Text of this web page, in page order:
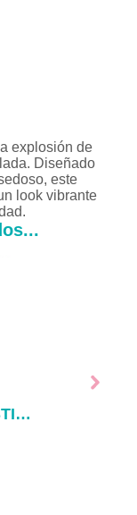
explosión de
Diseñado
este
look vibrante
ROMAND JUICY LASTING TINT NUCADAMIA #23